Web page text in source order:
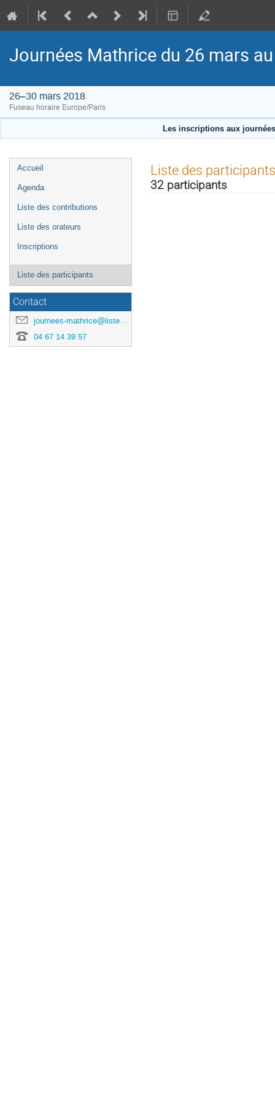
Journées Mathrice du 26 mars
26–30 mars 2018
Fuseau horaire Europe/Paris
Les inscriptions aux
Menu
de
Accueil
Agenda
Liste des contributions
Liste des orateurs
Inscriptions
Liste des participants
Contact
journees-mathrice@listes.mathrice.fr
04 67 14 39 57
Liste des participants
32 participants